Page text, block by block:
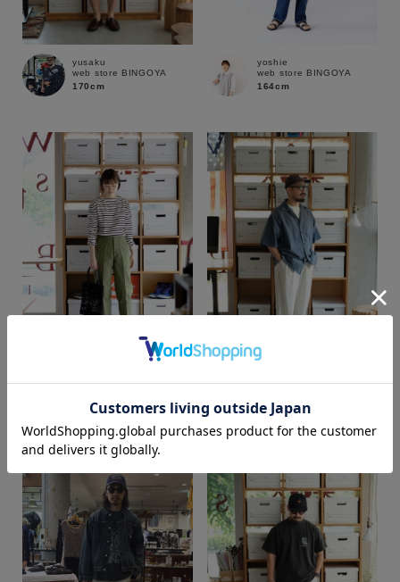
価格
商品タイプ
yusaku
web store BINGOYA
170cm
yoshie
web store BINGOYA
164cm
164cm
170cm